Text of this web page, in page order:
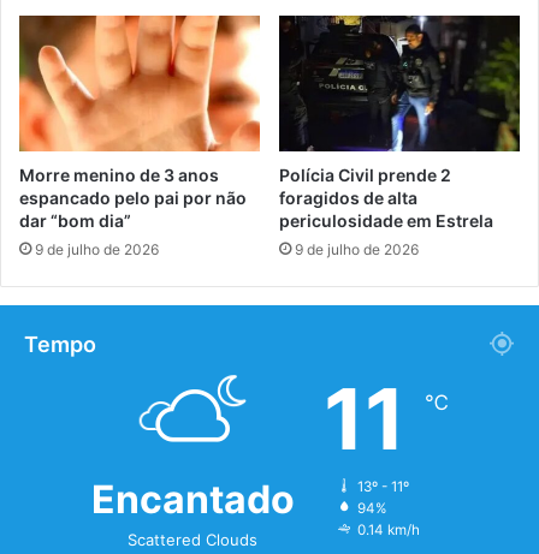
Morre menino de 3 anos
espancado pelo pai por não
dar “bom dia”
9 de julho de 2026
Polícia Civil prende 2
foragidos de alta
periculosidade em Estrela
9 de julho de 2026
Tempo
Encantado
Scattered Clouds
11 ℃
13º - 11º
94%
0.14 km/h